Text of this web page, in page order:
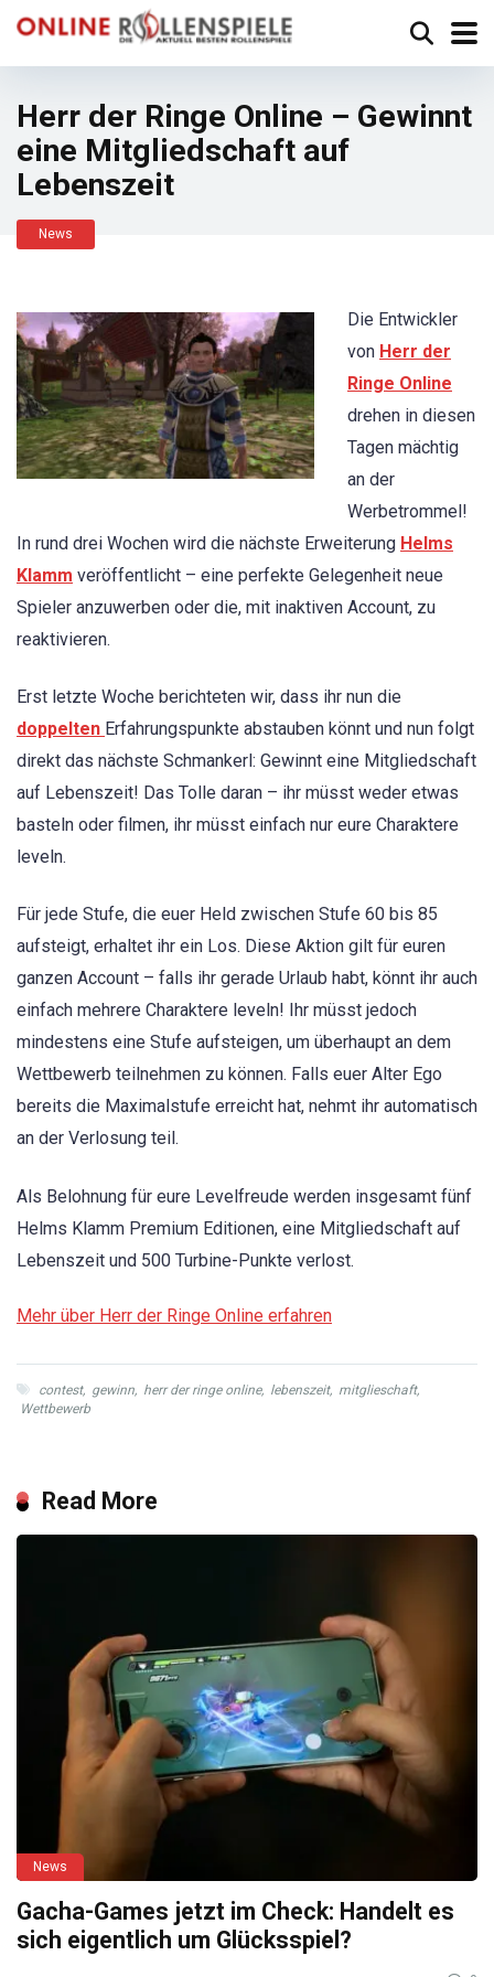
Herr der Ringe Online – Gewinnt
eine Mitgliedschaft auf
Lebenszeit
News
Die Entwickler
von Herr der
Ringe Online
drehen in diesen
Tagen mächtig
an der
Werbetrommel!
In rund drei Wochen wird die nächste Erweiterung Helms
Klamm veröffentlicht – eine perfekte Gelegenheit neue
Spieler anzuwerben oder die, mit inaktiven Account, zu
reaktivieren.
Erst letzte Woche berichteten wir, dass ihr nun die
doppelten Erfahrungspunkte abstauben könnt und nun folgt
direkt das nächste Schmankerl: Gewinnt eine Mitgliedschaft
auf Lebenszeit! Das Tolle daran – ihr müsst weder etwas
basteln oder filmen, ihr müsst einfach nur eure Charaktere
leveln.
Für jede Stufe, die euer Held zwischen Stufe 60 bis 85
aufsteigt, erhaltet ihr ein Los. Diese Aktion gilt für euren
ganzen Account – falls ihr gerade Urlaub habt, könnt ihr auch
einfach mehrere Charaktere leveln! Ihr müsst jedoch
mindestens eine Stufe aufsteigen, um überhaupt an dem
Wettbewerb teilnehmen zu können. Falls euer Alter Ego
bereits die Maximalstufe erreicht hat, nehmt ihr automatisch
an der Verlosung teil.
Als Belohnung für eure Levelfreude werden insgesamt fünf
Helms Klamm Premium Editionen, eine Mitgliedschaft auf
Lebenszeit und 500 Turbine-Punkte verlost.
Mehr über Herr der Ringe Online erfahren
contest, gewinn, herr der ringe online, lebenszeit, mitglieschaft,
Wettbewerb
Read More
News
Gacha-Games jetzt im Check: Handelt es
sich eigentlich um Glücksspiel?